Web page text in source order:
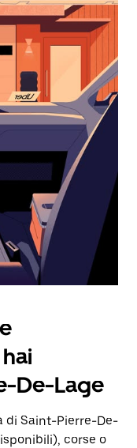
De-Lage
di Saint-Pierre-De-
corse o